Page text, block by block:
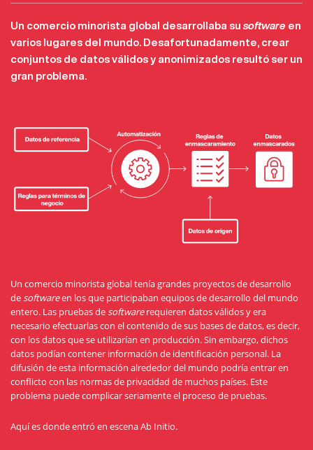
Un comercio minorista global desarrollaba su software en
varios lugares del mundo. Desafortunadamente, crear
conjuntos de datos válidos y anonimizados resultó ser un
gran problema.
Un comercio minorista global tenía grandes proyectos de desarrollo
de softwareen los que participaban equipos de desarrollo del mundo
entero. Las pruebas de softwarerequieren datos válidos y era
necesario efectuarlas con el contenido de sus bases de datos, es decir,
con los datos que se utilizarían en producción. Sin embargo, dichos
datos podían contener información de identificación personal. La
difusión de esta información alrededor del mundo podría entrar en
conflicto con las normas de privacidad de muchos países. Este
problema puede complicar seriamente el proceso de pruebas.
Aquí es donde entró en escena Ab Initio.